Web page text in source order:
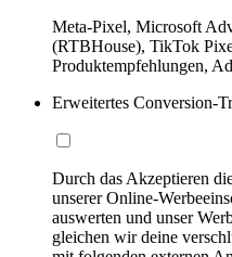
Meta-Pixel, Microsoft
(RTBHouse), TikTok
Produktempfehlungen,
Erweitertes Conversion-
Durch das Akzeptieren
unserer Online-
auswerten und unser
gleichen wir deine